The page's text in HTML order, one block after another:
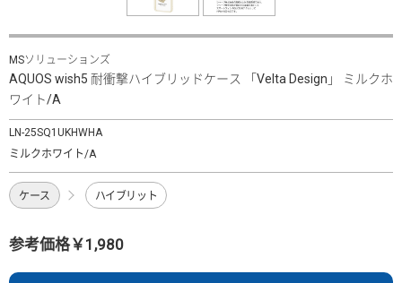
MSソリューションズ
AQUOS wish5 耐衝撃ハイブリッドケース 「Velta Design」 ミルクホ
ワイト/A
LN-25SQ1UKHWHA
ミルクホワイト/A
ケース ハイブリット
参考価格￥1,980